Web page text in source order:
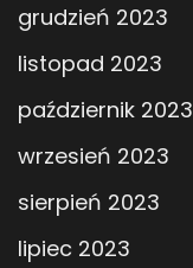
grudzień 2023
listopad 2023
październik 2023
wrzesień 2023
sierpień 2023
lipiec 2023